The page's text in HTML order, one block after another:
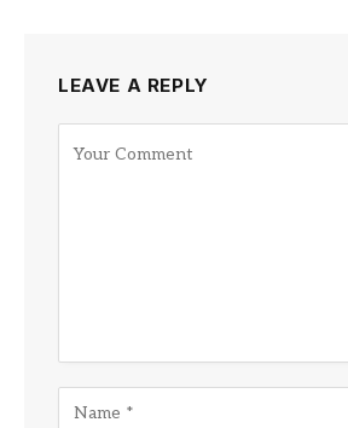
LEAVE A REPLY